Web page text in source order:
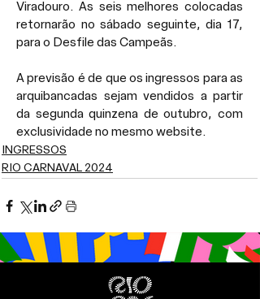
Viradouro. As seis melhores colocadas
retornarão no sábado seguinte, dia 17,
para o Desfile das Campeãs.
A previsão é de que os ingressos para as
arquibancadas sejam vendidos a partir
da segunda quinzena de outubro, com
exclusividade no mesmo website.
INGRESSOS
RIO CARNAVAL 2024